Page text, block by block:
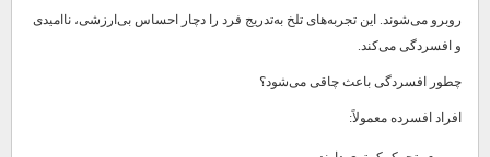
روبرو می‌شوند. این تجربه‌های تلخ به‌تدریج فرد را دچار احساس بی‌ارزشی، ناامیدی
و افسردگی می‌کند.
چطور افسردگی باعث چاقی می‌شود؟
افراد افسرده معمولاً: